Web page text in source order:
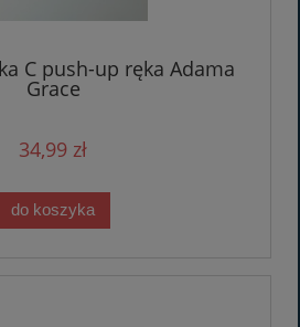
C push-up ręka Adama
Grace
34,99 zł
do koszyka